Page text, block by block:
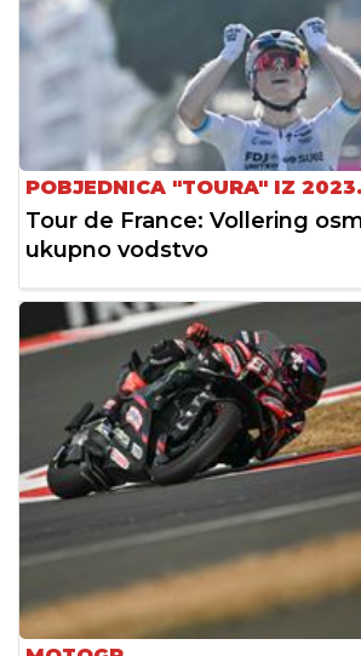
POBJEDNICA "TOURA" IZ 2023.
Tour de France: Vollering
ukupno vodstvo